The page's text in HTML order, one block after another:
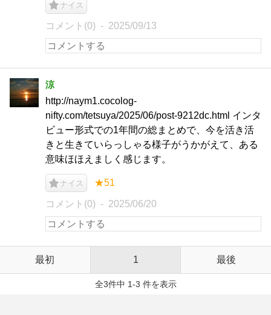
ナイス
コメント(0) 2025/09/13
涼
http://naym1.cocolog-
nifty.com/tetsuya/2025/06/post-9212dc.html インタ
ビュー形式での1年間の総まとめで、今を活き活
きと生きていらっしゃる様子がうかがえて、ある
意味ほほえましく感じます。
ナイス ★51
コメント(0) 2025/06/20
最初 1 最後
全3件中 1-3 件を表示